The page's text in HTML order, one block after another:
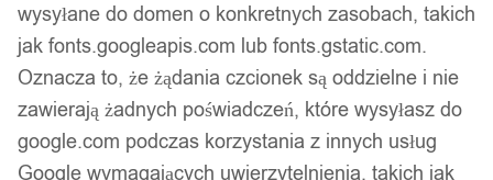
wysyłane do domen o konkretnych zasobach, takich
jak fonts.googleapis.com lub fonts.gstatic.com.
Oznacza to, że żądania czcionek są oddzielne i nie
zawierają żadnych poświadczeń, które wysyłasz do
google.com podczas korzystania z innych usług
Google wymagających uwierzytelnienia, takich jak